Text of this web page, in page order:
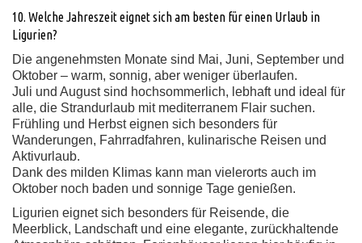
10. Welche Jahreszeit eignet sich am besten für einen Urlaub in
Ligurien?
Die angenehmsten Monate sind Mai, Juni, September und
Oktober – warm, sonnig, aber weniger überlaufen.
Juli und August sind hochsommerlich, lebhaft und ideal für
alle, die Strandurlaub mit mediterranem Flair suchen.
Frühling und Herbst eignen sich besonders für
Wanderungen, Fahrradfahren, kulinarische Reisen und
Aktivurlaub.
Dank des milden Klimas kann man vielerorts auch im
Oktober noch baden und sonnige Tage genießen.
Ligurien eignet sich besonders für Reisende, die
Meerblick, Landschaft und eine elegante, zurückhaltende